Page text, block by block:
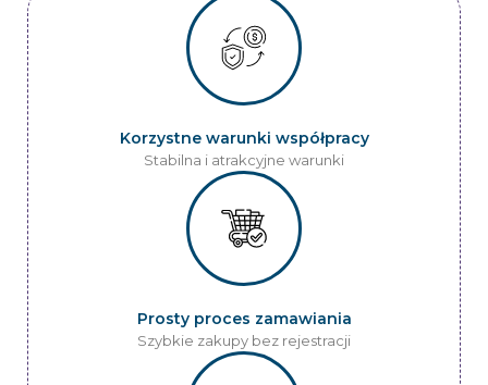
Korzystne warunki współpracy
Stabilna i atrakcyjne warunki
Prosty proces zamawiania
Szybkie zakupy bez rejestracji